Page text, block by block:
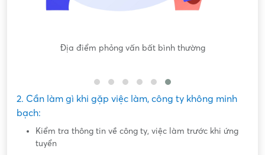
Địa điểm phỏng vấn bất bình thường
2. Cần làm gì khi gặp việc làm, công ty không minh
bạch:
Kiểm tra thông tin về công ty, việc làm trước khi ứng
tuyển